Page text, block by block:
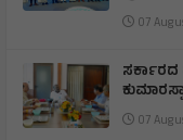
07
ಸರ್ಕಾರದ
07